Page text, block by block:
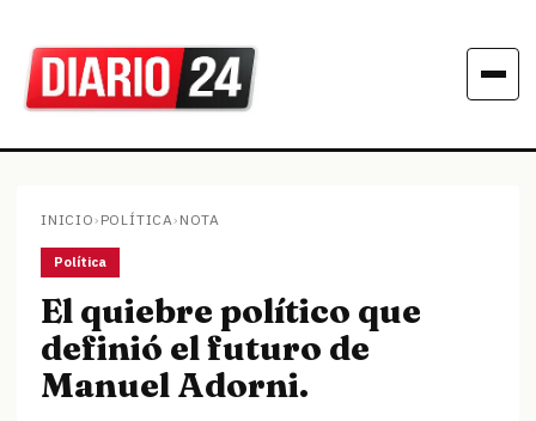
INICIO› POLÍTICA› NOTA
Política
El quiebre político que
definió el futuro de
Manuel Adorni.